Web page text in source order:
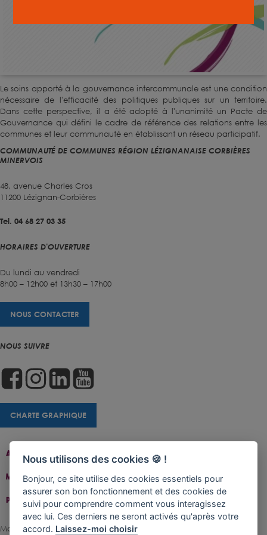
Le soins apporté à la gouvernance intercommunale est une condition
nécessaire de l'efficacité des politiques publiques sur un territoire.
Dans cette perspective, il a été adopté à l'unanimité un Pacte de
Gouvernance qui défini le cadre de référence des relations entre les
communes et leur communauté en établissant un réseau participatif.
Accueil Contact Plan Du Site Accessibilité
Mentions Légales Gestion De Cookies
Politique De Confidentialité
COMMUNAUTÉ DE COMMUNES RÉGION LÉZIGNANAISE CORBIÈRES
MINERVOIS
48, avenue Charles Cros
11200 Lézignan-Corbières
Tel. 04 68 27 03 35
HORAIRES D'OUVERTURE
Du lundi au vendredi
8h00 – 12h00 et 13h30 – 17h00
NOUS CONTACTER
NOUS SUIVRE
CHARTE GRAPHIQUE
Made with ♥ by Rangoon
Nous utilisons des cookies 🍪 !
Bonjour, ce site utilise des cookies essentiels pour
assurer son bon fonctionnement et des cookies de
suivi pour comprendre comment vous interagissez
avec lui. Ces derniers ne seront activés qu'après votre
accord. Laissez-moi choisir